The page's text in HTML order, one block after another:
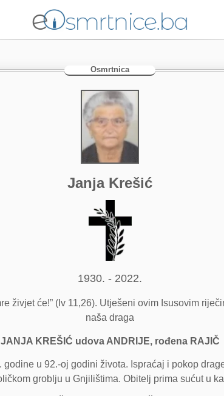
Osmrtnica
Janja Krešić
1930. - 2022.
živjet će!” (Iv 11,26). Utješeni ovim Isusovim
naša draga
JANJA KREŠIĆ udova ANDRIJE, rođena RAJIČ
u 92.-oj godini života. Ispraćaj i pokop
groblju u Gnjilištima. Obitelj prima sućut u